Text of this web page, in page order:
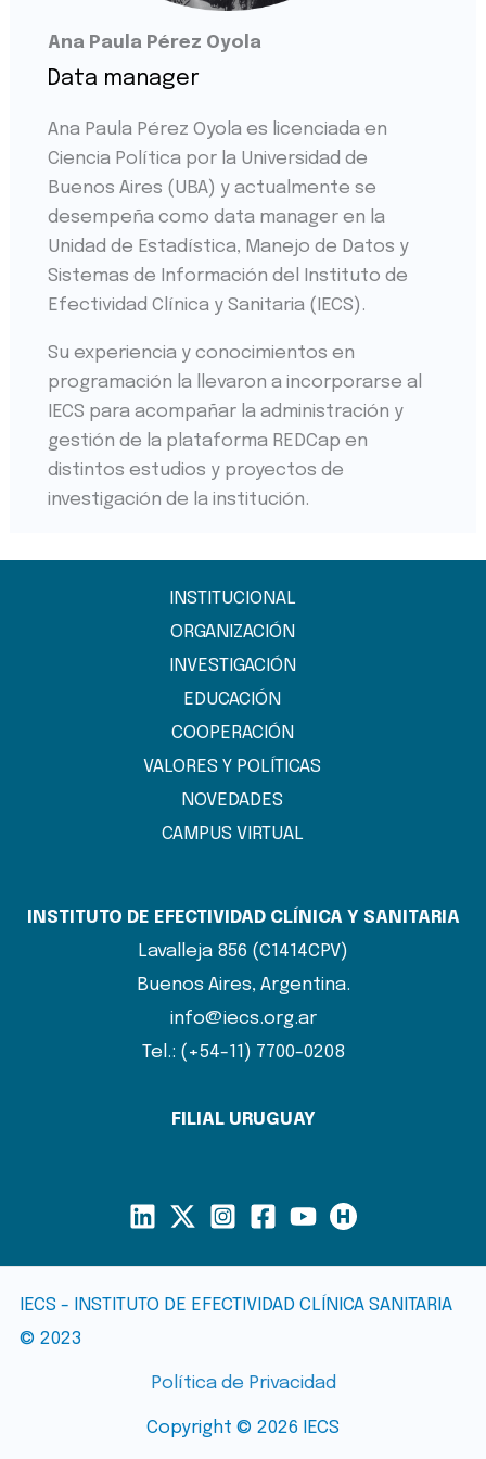
Ana Paula Pérez Oyola
Data manager
Ana Paula Pérez Oyola es licenciada en
Ciencia Política por la Universidad de
Buenos Aires (UBA) y actualmente se
desempeña como data manager en la
Unidad de Estadística, Manejo de Datos y
Sistemas de Información del Instituto de
Efectividad Clínica y Sanitaria (IECS).
Su experiencia y conocimientos en
programación la llevaron a incorporarse al
IECS para acompañar la administración y
gestión de la plataforma REDCap en
distintos estudios y proyectos de
investigación de la institución.
INSTITUCIONAL
ORGANIZACIÓN
INVESTIGACIÓN
EDUCACIÓN
COOPERACIÓN
VALORES Y POLÍTICAS
NOVEDADES
CAMPUS VIRTUAL
INSTITUTO DE EFECTIVIDAD CLÍNICA Y SANITARIA
Lavalleja 856 (C1414CPV)
Buenos Aires, Argentina.
info@iecs.org.ar
Tel.: (+54-11) 7700-0208
FILIAL URUGUAY
IECS - INSTITUTO DE EFECTIVIDAD CLÍNICA SANITARIA
© 2023
Política de Privacidad
Copyright © 2026 IECS